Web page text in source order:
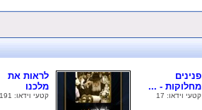
פנינים
מחלוקות - ...
קטעי וידאו: 17
לראות את
מלכנו
קטעי וידאו: 191